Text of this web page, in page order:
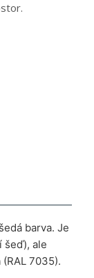
barva. Je
šeď), ale
7035).